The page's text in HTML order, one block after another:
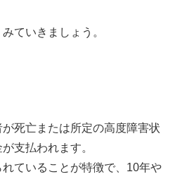
ていきましょう。
死亡または所定の高度障害状
支払われます。
ていることが特徴で、10年や